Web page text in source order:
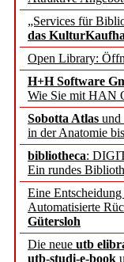
„Services für
das
Open Library:
H+H Software
Wie Sie mit HAN
Sobotta Atlas und
in der Anatomie
bibliotheca:
Ein rundes
Eine
Automatisierte
Gütersloh
Die neue utb
utb-studi-e-book
Mohr
und